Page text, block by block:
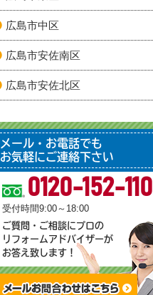
広島市中区
広島市安佐南区
広島市安佐北区
メール・お電話でも
お気軽にご連絡下さい
0120-152-110
受付時間9:00～18:00
ご質問・ご相談にプロの
リフォームアドバイザーが
お答え致します！